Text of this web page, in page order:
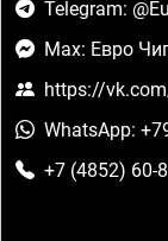
Telegram:
Max: Евро
https://
WhatsApp:
+7 (4852) 60-